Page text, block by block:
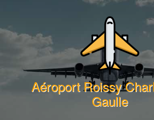
Aéroport Roissy
Gaulle